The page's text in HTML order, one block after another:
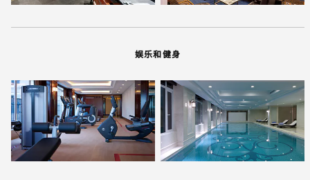
娱乐和健身